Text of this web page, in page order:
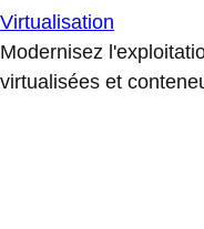
Virtualisation
Modernisez
virtualisées et